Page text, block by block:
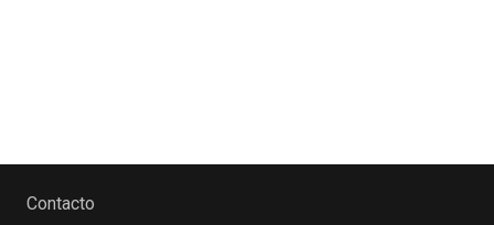
Contacto